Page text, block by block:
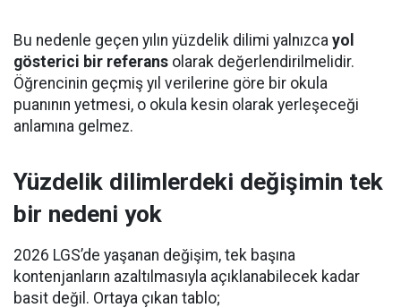
Bu nedenle geçen yılın yüzdelik dilimi yalnızca yol
gösterici bir referans olarak değerlendirilmelidir.
Öğrencinin geçmiş yıl verilerine göre bir okula
puanının yetmesi, o okula kesin olarak yerleşeceği
anlamına gelmez.
Yüzdelik dilimlerdeki değişimin tek
bir nedeni yok
2026 LGS’de yaşanan değişim, tek başına
kontenjanların azaltılmasıyla açıklanabilecek kadar
basit değil. Ortaya çıkan tablo;